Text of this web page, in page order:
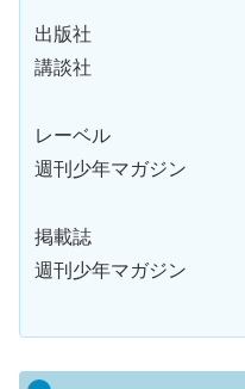
出版社
講談社
レーベル
週刊少年マガジン
掲載誌
週刊少年マガジン